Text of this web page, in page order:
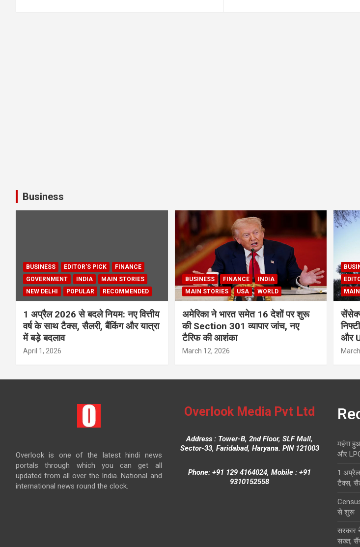
Business
BUSINESS EDITOR'S PICK
FINANCE
GOVERNMENT
INDIA
MAIN STORIES
NEW DELHI
POPULAR RECOMMENDED
1 अप्रैल 2026 से बदले नियम: नए वित्तीय
वर्ष के साथ टैक्स, सैलरी, बैंकिंग और यात्रा
में बड़े बदलाव
April 1, 2026
BUSINESS FINANCE
INDIA
MAIN STORIES
USA WORLD
अमेरिका ने भारत समेत 16 देशों पर शुरू
की Section 301 व्यापार जांच, नए
टैरिफ की आशंका
March 12, 2026
और
Overlook is one of the latest hindi news
portals through which you can get all
updated from all over the India. National and
international news round the clock.
Overlook Media Pvt Ltd
Address : Tower-B, 2nd Floor, SLF Mall,
Sector-33, Faridabad, Haryana. PIN 121003
Phone: +91 129 4164024, Mobile : +91
9310152558
महंगा
और
1 अप्रैल
टैक्स,
से शुरू
सरकार
सख्त,